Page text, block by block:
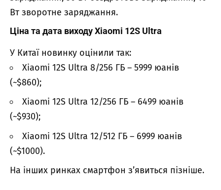
Вт зворотне заряджання.
Ціна та дата виходу Xiaomi 12S Ultra
У Китаї новинку оцінили так:
Xiaomi 12S Ultra 8/256 ГБ – 5999 юанів
(~$860);
Xiaomi 12S Ultra 12/256 ГБ – 6499 юанів
(~$930);
Xiaomi 12S Ultra 12/512 ГБ – 6999 юанів
(~$1000).
На інших ринках смартфон з’явиться пізніше.